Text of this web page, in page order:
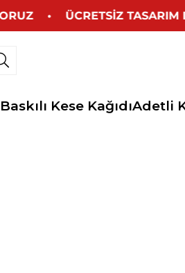
• ÜCRETSİZ TASARIM
Baskılı Kese KağıdıAdetli